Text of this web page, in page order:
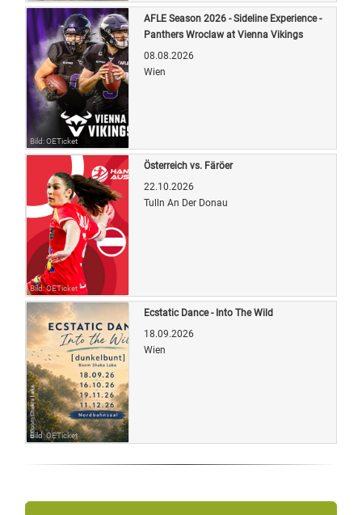
Bild: OETicket
AFLE Season 2026 - Sideline Experience -
Panthers Wroclaw at Vienna Vikings
08.08.2026
Wien
Bild: OETicket
Österreich vs. Färöer
22.10.2026
Tulln An Der Donau
Bild: OETicket
Ecstatic Dance - Into The Wild
18.09.2026
Wien